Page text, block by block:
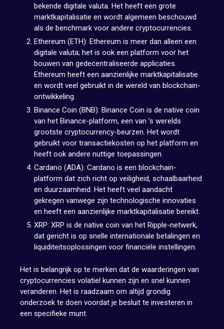
bekende digitale valuta. Het heeft een grote
marktkapitalisatie en wordt algemeen beschouwd
als de benchmark voor andere cryptocurrencies.
Ethereum (ETH): Ethereum is meer dan alleen een
digitale valuta; het is ook een platform voor het
bouwen van gedecentraliseerde applicaties.
Ethereum heeft een aanzienlijke marktkapitalisatie
en wordt veel gebruikt in de wereld van blockchain-
ontwikkeling.
Binance Coin (BNB): Binance Coin is de native coin
van het Binance-platform, een van ’s werelds
grootste cryptocurrency-beurzen. Het wordt
gebruikt voor transactiekosten op het platform en
heeft ook andere nuttige toepassingen.
Cardano (ADA): Cardano is een blockchain-
platform dat zich richt op veiligheid, schaalbaarheid
en duurzaamheid. Het heeft veel aandacht
gekregen vanwege zijn technologische innovaties
en heeft een aanzienlijke marktkapitalisatie bereikt.
XRP: XRP is de native coin van het Ripple-netwerk,
dat gericht is op snelle internationale betalingen en
liquiditeitsoplossingen voor financiële instellingen.
Het is belangrijk op te merken dat de waarderingen van
cryptocurrencies volatiel kunnen zijn en snel kunnen
veranderen. Het is raadzaam om altijd grondig
onderzoek te doen voordat je besluit te investeren in
een specifieke munt.